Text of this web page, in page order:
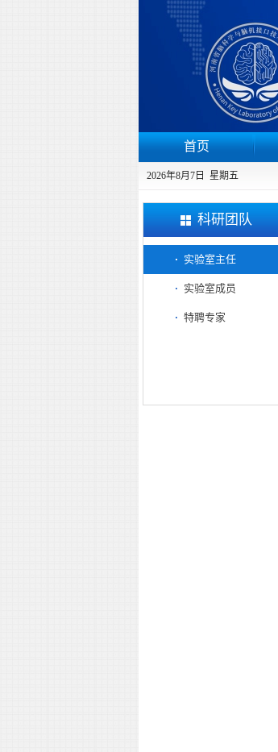
首页
2026年8月7日 星期五
科研团队
实验室主任
实验室成员
特聘专家